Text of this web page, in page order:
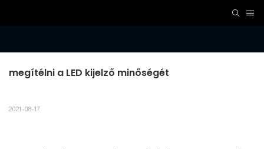
megítélni a LED kijelző minőségét
2021-08-17